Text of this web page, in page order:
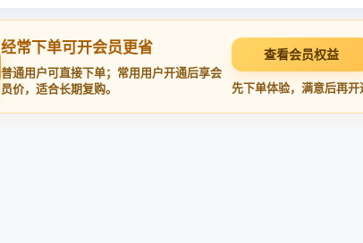
经常下单可开会员更省
普通用户可直接下单；常用用户开通后享会
员价，适合长期复购。
查看会员权益
先下单体验，满意后再开